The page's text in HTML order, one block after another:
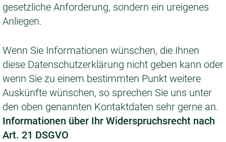
gesetzliche Anforderung, sondern ein ureigenes
Anliegen.
Wenn Sie Informationen wünschen, die Ihnen
diese Datenschutzerklärung nicht geben kann oder
wenn Sie zu einem bestimmten Punkt weitere
Auskünfte wünschen, so sprechen Sie uns unter
den oben genannten Kontaktdaten sehr gerne an.
Informationen über Ihr Widerspruchsrecht nach
Art. 21 DSGVO